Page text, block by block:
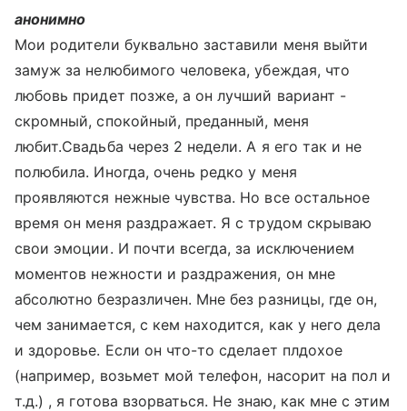
анонимно
Мои родители буквально заставили меня выйти
замуж за нелюбимого человека, убеждая, что
любовь придет позже, а он лучший вариант -
скромный, спокойный, преданный, меня
любит.Свадьба через 2 недели. А я его так и не
полюбила. Иногда, очень редко у меня
проявляются нежные чувства. Но все остальное
время он меня раздражает. Я с трудом скрываю
свои эмоции. И почти всегда, за исключением
моментов нежности и раздражения, он мне
абсолютно безразличен. Мне без разницы, где он,
чем занимается, с кем находится, как у него дела
и здоровье. Если он что-то сделает плдохое
(например, возьмет мой телефон, насорит на пол и
т.д.) , я готова взорваться. Не знаю, как мне с этим